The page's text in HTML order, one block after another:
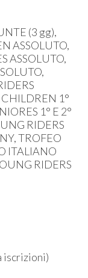
(3 gg),
ASSOLUTO,
ASSOLUTO,
1°
1° E 2°
RIDERS
TROFEO
ITALIANO
RIDERS
iscrizioni)